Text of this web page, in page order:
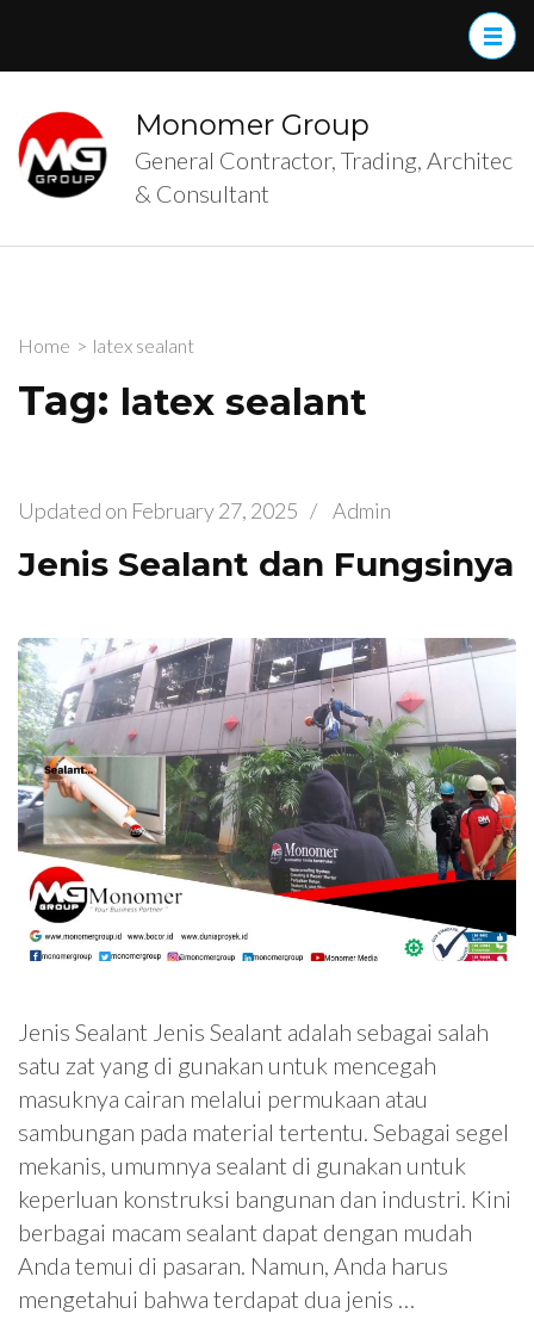
(Press
Enter)
Monomer Group
General Contractor, Trading, Architec
& Consultant
Home > latex sealant
Tag: latex sealant
Updated on February 27, 2025 / Admin
Jenis Sealant dan Fungsinya
Jenis Sealant Jenis Sealant adalah sebagai salah
satu zat yang di gunakan untuk mencegah
masuknya cairan melalui permukaan atau
sambungan pada material tertentu. Sebagai segel
mekanis, umumnya sealant di gunakan untuk
keperluan konstruksi bangunan dan industri. Kini
berbagai macam sealant dapat dengan mudah
Anda temui di pasaran. Namun, Anda harus
mengetahui bahwa terdapat dua jenis …